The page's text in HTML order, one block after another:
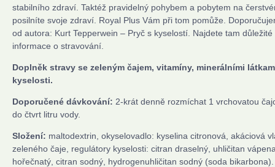
stabilního zdraví. Taktéž pravidelný pohybem a pobytem na
posilníte svoje zdraví. Royal Plus Vám při tom pomůže.
od autora: Kurt Tepperwein – Pryč s kyselostí. Najdete tam
informace o stravování.
Doplněk stravy se zeleným čajem, vitamíny, minerálními
kyselosti.
Doporučené dávkování: 2-krát denně rozmíchat 1 vrchovatou
do čtvrt litru vody.
Složení: maltodextrin, okyselovadlo: kyselina citronová, akáciová
zeleného čaje, regulátory kyselosti: citran draselný, uhličitan
hořečnatý, citran sodný, hydrogenuhličitan sodný (soda